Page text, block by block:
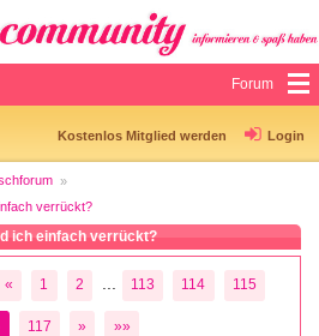
Forum
Kostenlos Mitglied werden Login
verrückt?
ich einfach verrückt?
« 1 2 113 114 115
117 » »»